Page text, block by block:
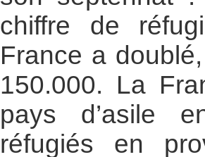
chiffre de
France a
150.000. La
pays d’asile
réfugiés en